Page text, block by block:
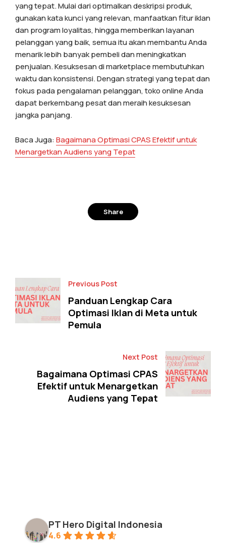
yang tepat. Mulai dari optimalkan deskripsi produk,
gunakan kata kunci yang relevan, manfaatkan fitur iklan
dan program loyalitas, hingga memberikan layanan
pelanggan yang baik, semua itu akan membantu Anda
menarik lebih banyak pembeli dan meningkatkan
penjualan. Kesuksesan di marketplace membutuhkan
waktu dan konsistensi. Dengan strategi yang tepat dan
fokus pada pengalaman pelanggan, toko online Anda
dapat berkembang pesat dan meraih kesuksesan
jangka panjang.
Baca Juga:Bagaimana Optimasi CPAS Efektif untuk
Menargetkan Audiens yang Tepat
Share
Previous Post
Panduan Lengkap Cara
Optimasi Iklan di Meta untuk
Pemula
Next Post
Bagaimana Optimasi CPAS
Efektif untuk Menargetkan
Audiens yang Tepat
PT Hero Digital Indonesia
4.6